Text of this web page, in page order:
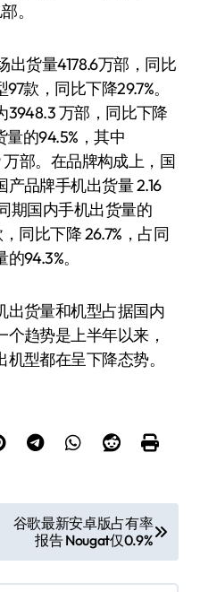
。
出货量4178.6万部，同比
款，同比下降29.7%。
万部，同比下降
量的94.5%，其中
部。在品牌构成上，国
品牌手机出货量 2.16
期国内手机出货量的
同比下降 26.7%，占同
94.3%。
出货量和机型占据国内
趋势是上半年以来，
型都在呈下降态势。
谷歌最新安卓版占有率
报告 Nougat仅0.9%